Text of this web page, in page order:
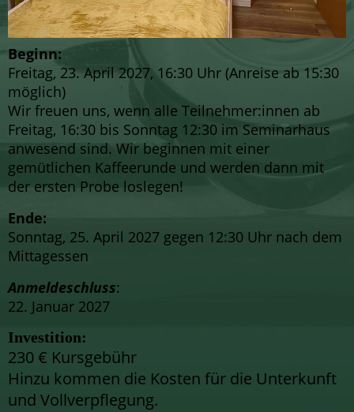
Beginn:
Freitag, 23. April 2027, 16:30 Uhr (Anreise ab 15:30
möglich)
Wir freuen uns, wenn alle Teilnehmer:innen ab
Freitag, 16:30 bis Sonntag 12:30 im Seminarhaus
anwesend sind. Wir beginnen mit einer
gemütlichen Kaffeerunde und werden dann mit
der ersten Probe loslegen!
Ende:
Sonntag, 25. April 2027 gegen 12:30 Uhr nach dem
Mittagessen
Anmeldeschluss:
22. Januar 2027
Investition:
230 € Kursgebühr
Hinzu kommen die Kosten für die Unterkunft
und Vollverpflegung.